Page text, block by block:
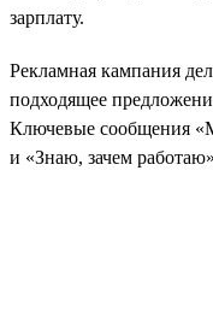
зарплату.
Рекламная кампания
подходящее
Ключевые сообщения
и «Знаю, зачем